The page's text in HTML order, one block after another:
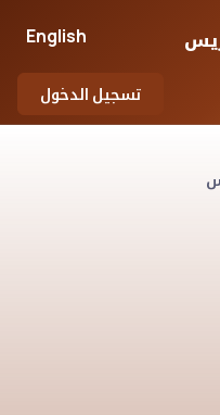
English
تسجيل الدخول